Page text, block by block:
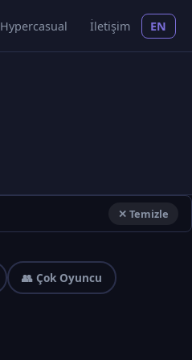
Hypercasual İletişim EN
✕ Temizle
👥 Çok Oyuncu